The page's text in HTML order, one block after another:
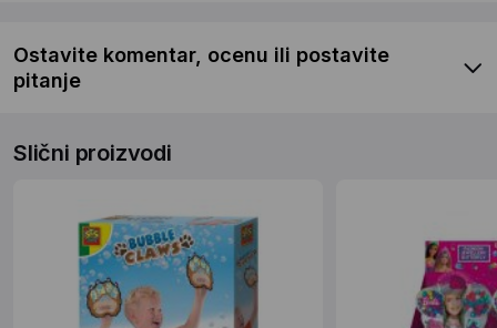
Ostavite komentar, ocenu ili postavite
pitanje
Slični proizvodi